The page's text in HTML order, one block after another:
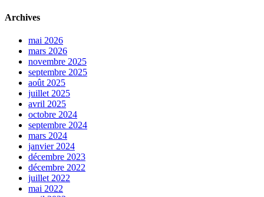
Archives
mai 2026
mars 2026
novembre 2025
septembre 2025
août 2025
juillet 2025
avril 2025
octobre 2024
septembre 2024
mars 2024
janvier 2024
décembre 2023
décembre 2022
juillet 2022
mai 2022